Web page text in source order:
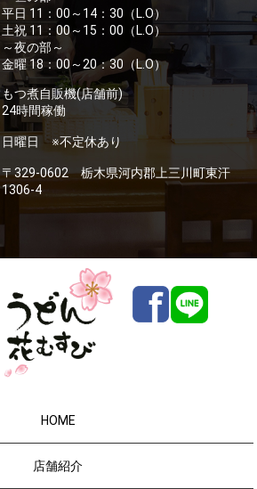
平日 11：00～14：30（L.O）
土祝 11：00～15：00（L.O）
～夜の部～
金曜 18：00～20：30（L.O）
もつ煮自販機(店舗前)
24時間稼働
日曜日 ※不定休あり
〒329-0602 栃木県河内郡上三川町東汗
1306-4
HOME
店舗紹介